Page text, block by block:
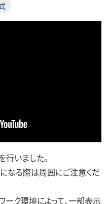
いました。
なる際は周囲にご注意くだ
ク環境によって、一部表示